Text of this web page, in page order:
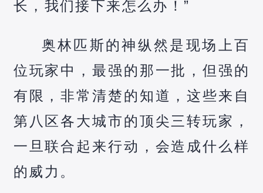
长，我们接下来怎么办！”
奥林匹斯的神纵然是现场上百
位玩家中，最强的那一批，但强的
有限，非常清楚的知道，这些来自
第八区各大城市的顶尖三转玩家，
一旦联合起来行动，会造成什么样
的威力。